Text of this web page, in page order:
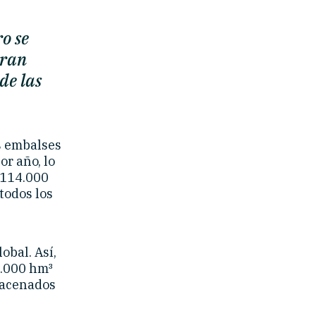
se
las
año, lo
los
Así,
hm³